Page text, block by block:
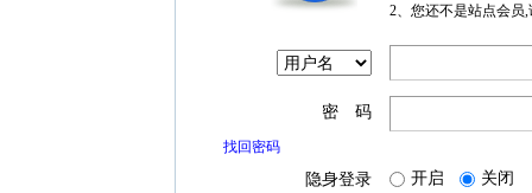
2、您还不是站点会员
密 码
找回密码
隐身登录 开启 关闭